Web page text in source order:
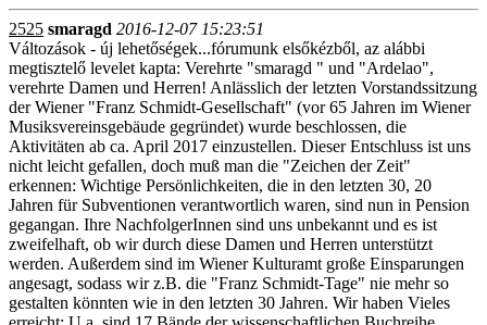
2525 smaragd 2016-12-07 15:23:51
Változások - új lehetőségek...fórumunk elsőkézből, az alábbi
megtisztelő levelet kapta: Verehrte "smaragd " und "Ardelao",
verehrte Damen und Herren! Anlässlich der letzten Vorstandssitzung
der Wiener "Franz Schmidt-Gesellschaft" (vor 65 Jahren im Wiener
Musiksvereinsgebäude gegründet) wurde beschlossen, die
Aktivitäten ab ca. April 2017 einzustellen. Dieser Entschluss ist uns
nicht leicht gefallen, doch muß man die "Zeichen der Zeit"
erkennen: Wichtige Persönlichkeiten, die in den letzten 30, 20
Jahren für Subventionen verantwortlich waren, sind nun in Pension
gegangan. Ihre NachfolgerInnen sind uns unbekannt und es ist
zweifelhaft, ob wir durch diese Damen und Herren unterstützt
werden. Außerdem sind im Wiener Kulturamt große Einsparungen
angesagt, sodass wir z.B. die "Franz Schmidt-Tage" nie mehr so
gestalten könnten wie in den letzten 30 Jahren. Wir haben Vieles